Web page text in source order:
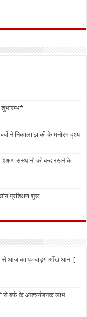
ने निकाला झांकी के मनोरम दृश्य
संस्थानों को बन्द रखने के
प्रशिक्षण शुरू
जी से आज का पञ्चाङ्ग आँख आना [
से बर्फ के आश्चर्यजनक लाभ